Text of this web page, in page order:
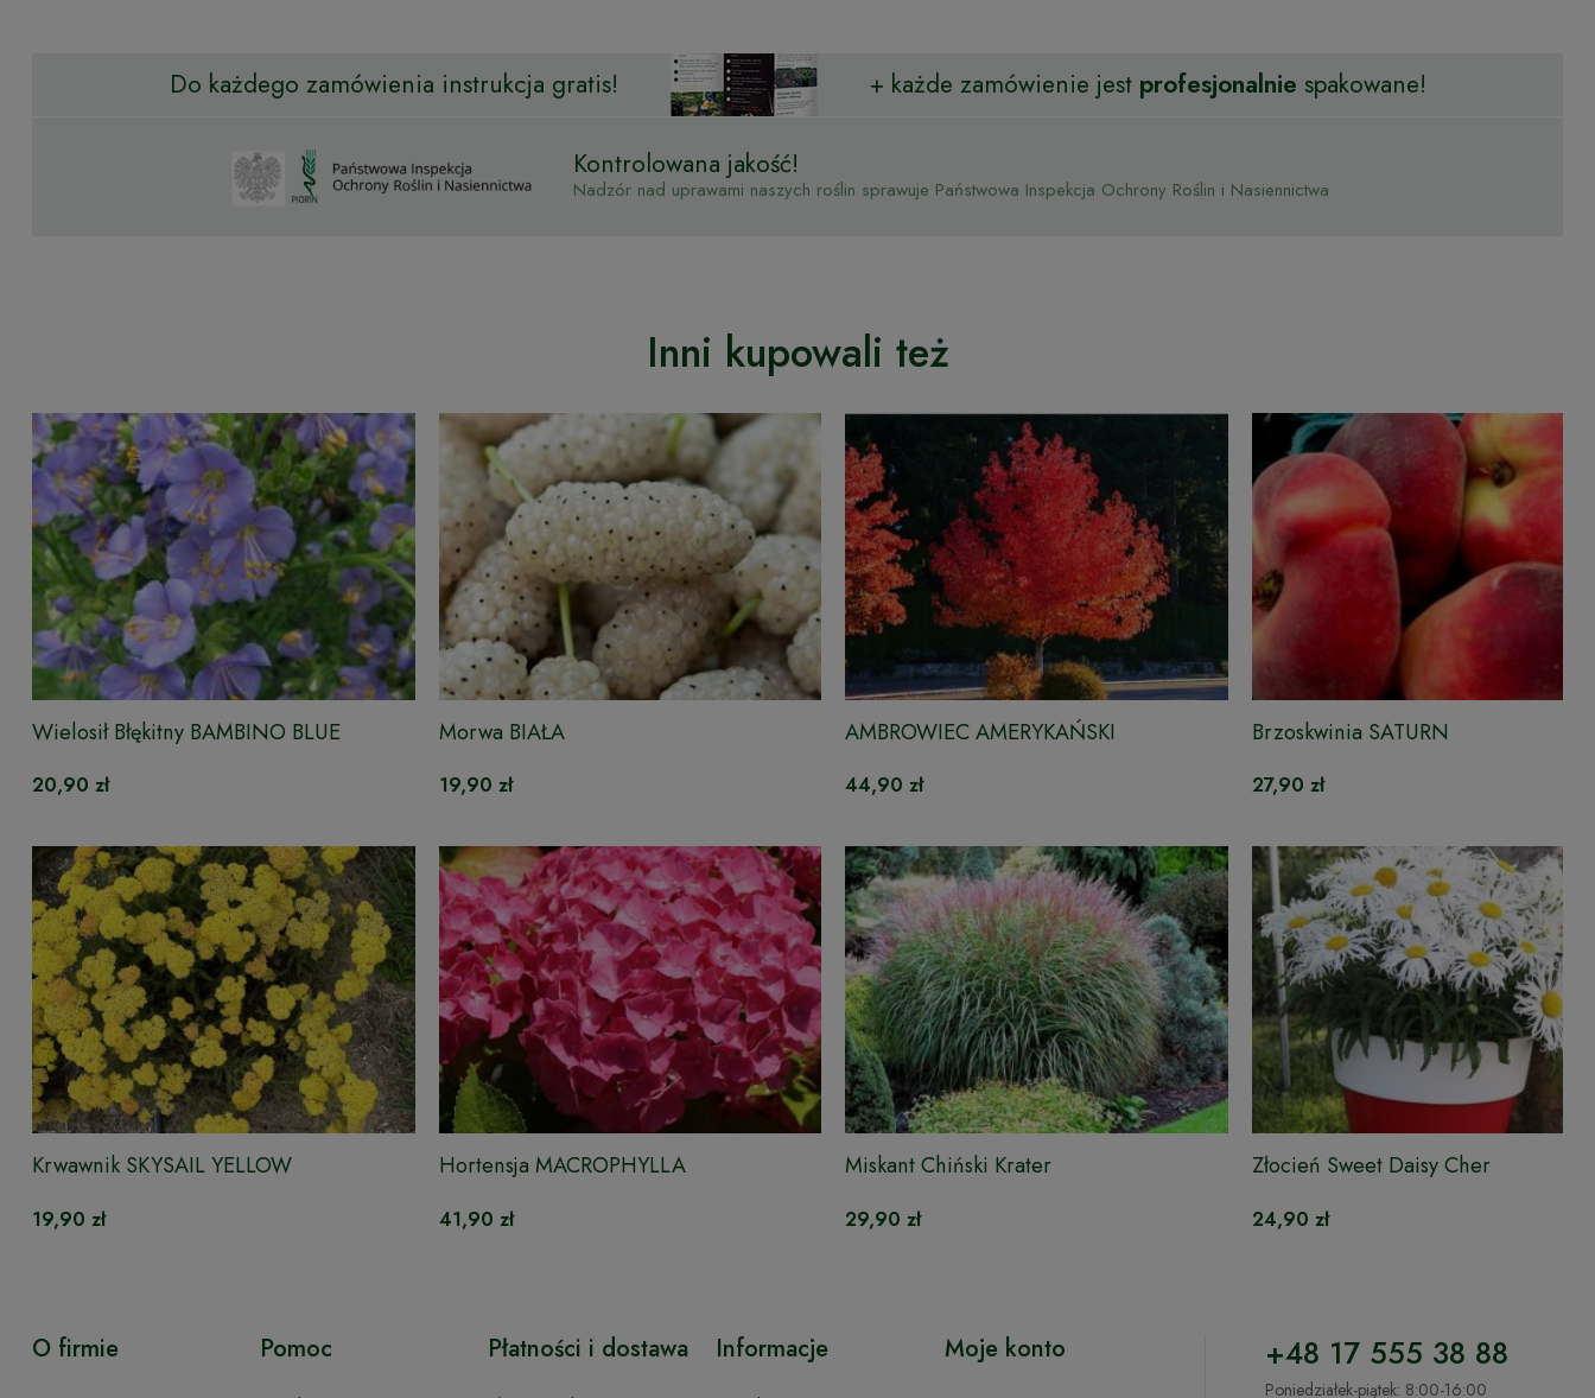
Do każdego zamówienia instrukcja gratis! + każde zamówienie jest profesjonalnie spakowane!
Kontrolowana jakość!
Nadzór nad uprawami naszych roślin sprawuje Państwowa Inspekcja Ochrony Roślin i Nasiennictwa
Inni kupowali też
Wielosił Błękitny BAMBINO BLUE
20,90 zł
Morwa BIAŁA
19,90 zł
AMBROWIEC AMERYKAŃSKI
44,90 zł
Brzoskwinia SATURN
27,90 zł
Krwawnik SKYSAIL YELLOW
19,90 zł
Hortensja MACROPHYLLA
41,90 zł
Miskant Chiński Krater
29,90 zł
Złocień Sweet Daisy Cher
24,90 zł
O firmie Pomoc Płatności i dostawa Informacje Moje konto +48 17 555 38 88
Poniedziałek-piątek: 8:00-16:00